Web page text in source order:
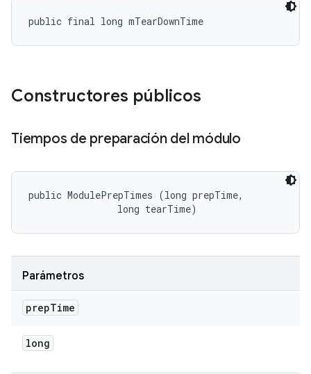
public final long mTearDownTime
Constructores públicos
Tiempos de preparación del módulo
public ModulePrepTimes (long prepTime,
                long tearTime)
Parámetros
prepTime
long